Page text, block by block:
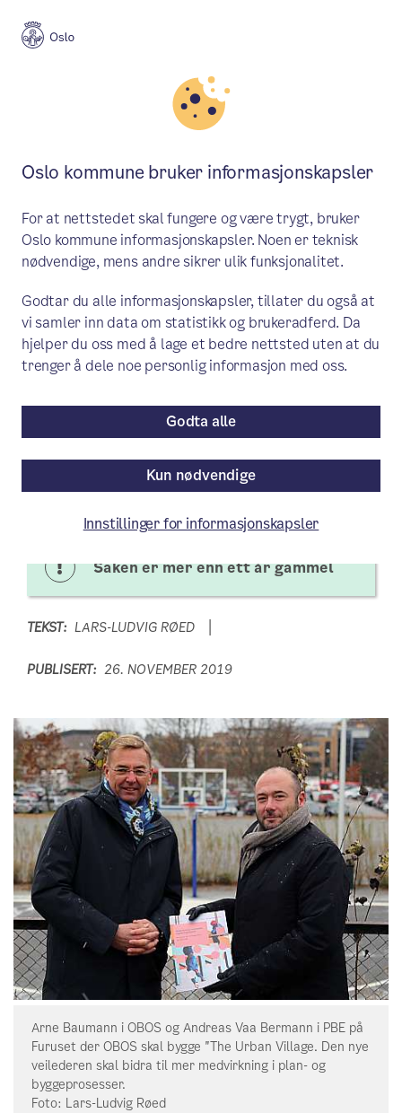
ByplanOslo
PLANER
Flere stemmer – bedre by
Planprosesser skal ikke skje i lukkede
rom. Beboere, naboer, berørte, folk med
gode idéer, alle bør de involveres. Nå
Saken er mer enn ett år gammel
TEKST: LARS-LUDVIG RØED
PUBLISERT: 26. NOVEMBER 2019
Arne Baumann i OBOS og Andreas Vaa Bermann i PBE på
Furuset der OBOS skal bygge "The Urban Village. Den nye
veilederen skal bidra til mer medvirkning i plan- og
byggeprosesser.
Foto: Lars-Ludvig Røed
Oslo kommune bruker informasjonskapsler
For at nettstedet skal fungere og være trygt, bruker
Oslo kommune informasjonskapsler. Noen er teknisk
nødvendige, mens andre sikrer ulik funksjonalitet.
Godtar du alle informasjonskapsler, tillater du også at
vi samler inn data om statistikk og brukeradferd. Da
hjelper du oss med å lage et bedre nettsted uten at du
trenger å dele noe personlig informasjon med oss.
Kun nødvendige
Godta alle
Innstillinger for informasjonskapsler